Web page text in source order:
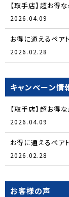
【取手店】超お得
2026.04.09
お得に通えるペア
2026.02.28
キャンペーン情
【取手店】超お得
2026.04.09
お得に通えるペア
2026.02.28
お客様の声